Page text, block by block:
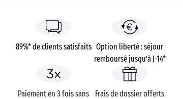
89%* de clients satisfaits Option liberté : séjour
remboursé jusqu’à J-14*
Paiement en 3 fois sans
Frais de dossier offerts